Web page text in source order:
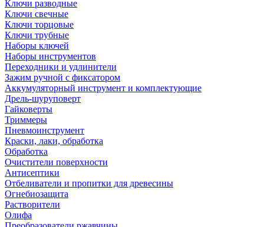
Ключи разводные
Ключи свечные
Ключи торцовые
Ключи трубные
Наборы ключей
Наборы инструментов
Переходники и удлинители
Зажим ручной с фиксатором
Аккумуляторный инструмент и комплектующие
Дрель-шуруповерт
Гайковерты
Триммеры
Пневмоинструмент
Краски, лаки, обработка
Обработка
Очистители поверхности
Антисептики
Отбеливатели и пропитки для древесины
Огнебиозащита
Растворители
Олифа